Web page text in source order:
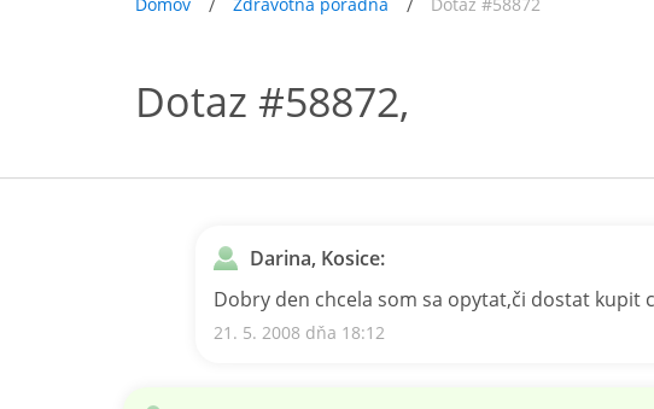
Dotaz #58872,
Darina, Kosice:
Dobry den chcela som sa opytat,či dostat kupit
21. 5. 2008 dňa 18:12